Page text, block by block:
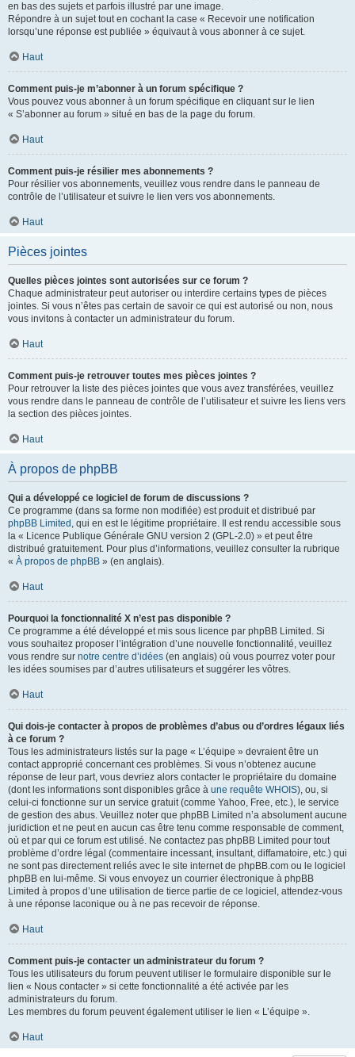
en bas des sujets et parfois illustré par une image.
Répondre à un sujet tout en cochant la case « Recevoir une notification
lorsqu’une réponse est publiée » équivaut à vous abonner à ce sujet.
Haut
Comment puis-je m’abonner à un forum spécifique ?
Vous pouvez vous abonner à un forum spécifique en cliquant sur le lien
« S’abonner au forum » situé en bas de la page du forum.
Haut
Comment puis-je résilier mes abonnements ?
Pour résilier vos abonnements, veuillez vous rendre dans le panneau de
contrôle de l’utilisateur et suivre le lien vers vos abonnements.
Haut
Pièces jointes
Quelles pièces jointes sont autorisées sur ce forum ?
Chaque administrateur peut autoriser ou interdire certains types de pièces
jointes. Si vous n’êtes pas certain de savoir ce qui est autorisé ou non, nous
vous invitons à contacter un administrateur du forum.
Haut
Comment puis-je retrouver toutes mes pièces jointes ?
Pour retrouver la liste des pièces jointes que vous avez transférées, veuillez
vous rendre dans le panneau de contrôle de l’utilisateur et suivre les liens vers
la section des pièces jointes.
Haut
À propos de phpBB
Qui a développé ce logiciel de forum de discussions ?
Ce programme (dans sa forme non modifiée) est produit et distribué par
phpBB Limited , qui en est le légitime propriétaire. Il est rendu accessible sous
la « Licence Publique Générale GNU version 2 (GPL-2.0) » et peut être
distribué gratuitement. Pour plus d’informations, veuillez consulter la rubrique
« À propos de phpBB » (en anglais).
Haut
Pourquoi la fonctionnalité X n’est pas disponible ?
Ce programme a été développé et mis sous licence par phpBB Limited. Si
vous souhaitez proposer l’intégration d’une nouvelle fonctionnalité, veuillez
vous rendre sur notre centre d’idées (en anglais) où vous pourrez voter pour
les idées soumises par d’autres utilisateurs et suggérer les vôtres.
Haut
Qui dois-je contacter à propos de problèmes d’abus ou d’ordres légaux liés
à ce forum ?
Tous les administrateurs listés sur la page « L’équipe » devraient être un
contact approprié concernant ces problèmes. Si vous n’obtenez aucune
réponse de leur part, vous devriez alors contacter le propriétaire du domaine
(dont les informations sont disponibles grâce à une requête WHOIS), ou, si
celui-ci fonctionne sur un service gratuit (comme Yahoo, Free, etc.), le service
de gestion des abus. Veuillez noter que phpBB Limited n’a absolument aucune
juridiction et ne peut en aucun cas être tenu comme responsable de comment,
où et par qui ce forum est utilisé. Ne contactez pas phpBB Limited pour tout
problème d’ordre légal (commentaire incessant, insultant, diffamatoire, etc.) qui
ne sont pas directement reliés avec le site internet de phpBB.com ou le logiciel
phpBB en lui-même. Si vous envoyez un courrier électronique à phpBB
Limited à propos d’une utilisation de tierce partie de ce logiciel, attendez-vous
à une réponse laconique ou à ne pas recevoir de réponse.
Haut
Comment puis-je contacter un administrateur du forum ?
Tous les utilisateurs du forum peuvent utiliser le formulaire disponible sur le
lien « Nous contacter » si cette fonctionnalité a été activée par les
administrateurs du forum.
Les membres du forum peuvent également utiliser le lien « L’équipe ».
Haut